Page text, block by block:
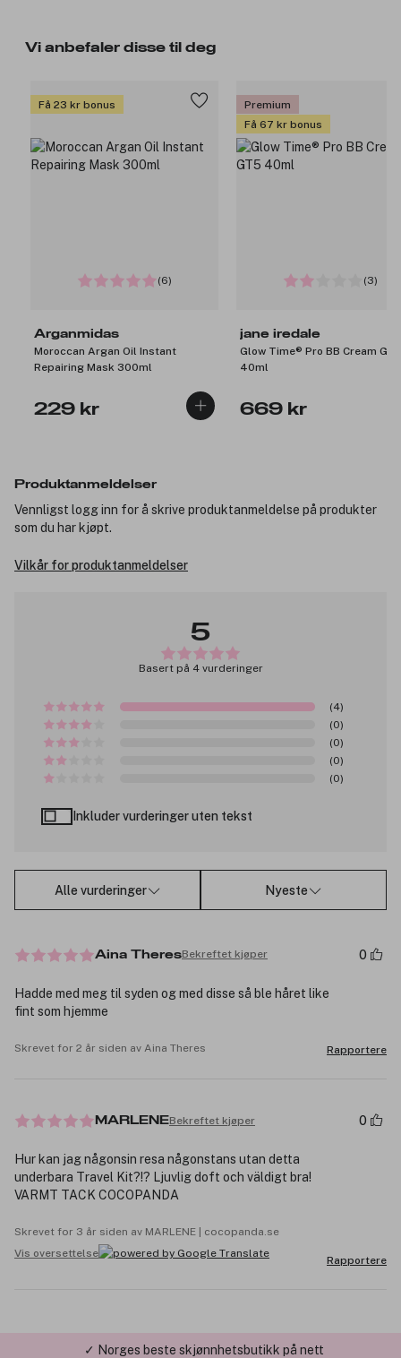
Vi anbefaler disse til deg
Få 23 kr bonus
(6)
Arganmidas
Moroccan Argan Oil Instant
Repairing Mask 300ml
229 kr
Premium
Få 67 kr bonus
(3)
jane iredale
Glow Time® Pro BB Cream
40ml
669 kr
Produktanmeldelser
Vennligst logg inn for å skrive produktanmeldelse på produkter
som du har kjøpt.
Vilkår for produktanmeldelser
5
Basert på 4 vurderinger
(4)
(0)
(0)
(0)
(0)
Inkluder vurderinger uten tekst
Alle vurderinger Nyeste
Aina TheresBekreftet kjøper 0
Hadde med meg til syden og med disse så ble håret like
fint som hjemme
Skrevet for 2 år siden av Aina Theres Rapportere
MARLENEBekreftet kjøper 0
Hur kan jag någonsin resa någonstans utan detta
underbara Travel Kit?!? Ljuvlig doft och väldigt bra!
VARMT TACK COCOPANDA
Skrevet for 3 år siden av MARLENE | cocopanda.se
Vis oversettelse
Rapportere
✓ Norges beste skjønnhetsbutikk på nett